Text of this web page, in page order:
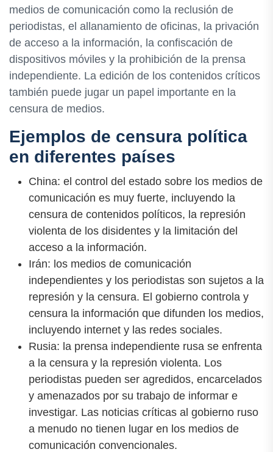
medios de comunicación como la reclusión de
periodistas, el allanamiento de oficinas, la privación
de acceso a la información, la confiscación de
dispositivos móviles y la prohibición de la prensa
independiente. La edición de los contenidos críticos
también puede jugar un papel importante en la
censura de medios.
Ejemplos de censura política
en diferentes países
China: el control del estado sobre los medios de
comunicación es muy fuerte, incluyendo la
censura de contenidos políticos, la represión
violenta de los disidentes y la limitación del
acceso a la información.
Irán: los medios de comunicación
independientes y los periodistas son sujetos a la
represión y la censura. El gobierno controla y
censura la información que difunden los medios,
incluyendo internet y las redes sociales.
Rusia: la prensa independiente rusa se enfrenta
a la censura y la represión violenta. Los
periodistas pueden ser agredidos, encarcelados
y amenazados por su trabajo de informar e
investigar. Las noticias críticas al gobierno ruso
a menudo no tienen lugar en los medios de
comunicación convencionales.